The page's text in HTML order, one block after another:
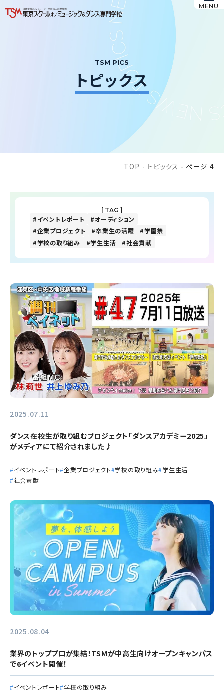
MENU
TSM PICS
トピックス
TOP - トピックス - ページ 4
[ TAG ]
イベントレポート
オーディション
企業プロジェクト
卒業生の活躍
学園祭
学校の取り組み
学生生活 社会貢献
2025.07.11
ダンス在校生が取り組むプロジェクト「ダンスアカデミー2025」
がメディアにて紹介されました♪
イベントレポート 企業プロジェクト 学校の取り組み 学生生活
社会貢献
2025.08.04
業界のトッププロが集結！TSMが中高生向けオープンキャンパス
で6イベント開催！
イベントレポート 学校の取り組み